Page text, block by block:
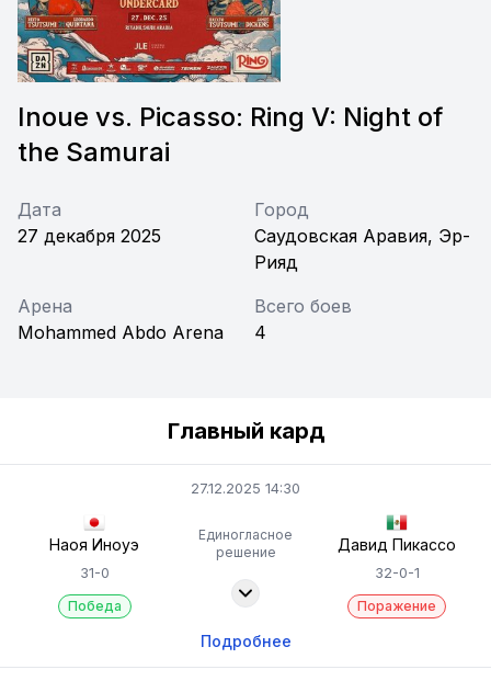
Inoue vs. Picasso: Ring V: Night of
the Samurai
Дата
27 декабря 2025
Город
Саудовская Аравия, Эр-
Рияд
Арена
Mohammed Abdo Arena
Всего боев
4
Главный кард
27.12.2025 14:30
Наоя Иноуэ
31-0
Победа
Единогласное
решение
Давид Пикассо
32-0-1
Поражение
Подробнее